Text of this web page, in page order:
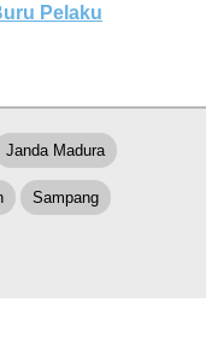
Pelaku
Janda Madura
Sampang